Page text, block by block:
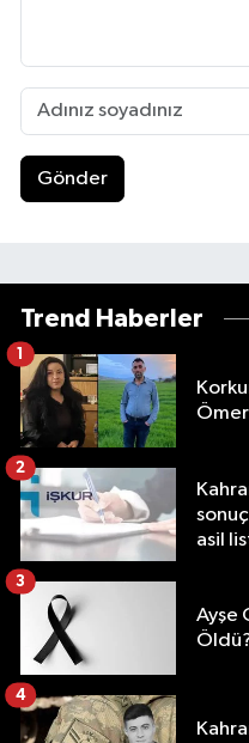
Gönder
Trend Haberler
1
asil
2
Ayşe
3
4